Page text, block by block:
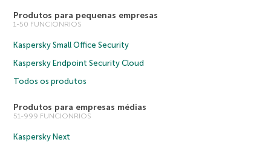
Produtos para pequenas empresas
1-50 FUNCIONRIOS
Kaspersky Small Office Security
Kaspersky Endpoint Security Cloud
Todos os produtos
Produtos para empresas médias
51-999 FUNCIONRIOS
Kaspersky Next